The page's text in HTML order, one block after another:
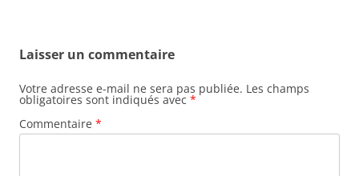
Laisser un commentaire
Votre adresse e-mail ne sera pas publiée. Les champs
obligatoires sont indiqués avec *
Commentaire *